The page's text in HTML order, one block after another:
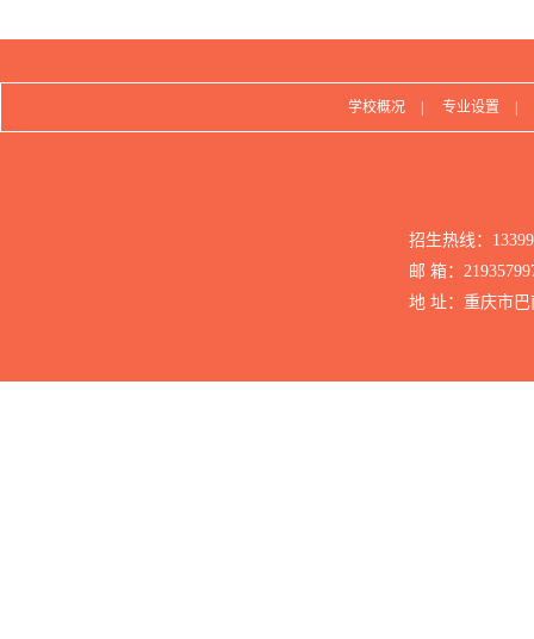
学校概况 专业设置
招生热线：
邮 箱：
地 址：重庆市